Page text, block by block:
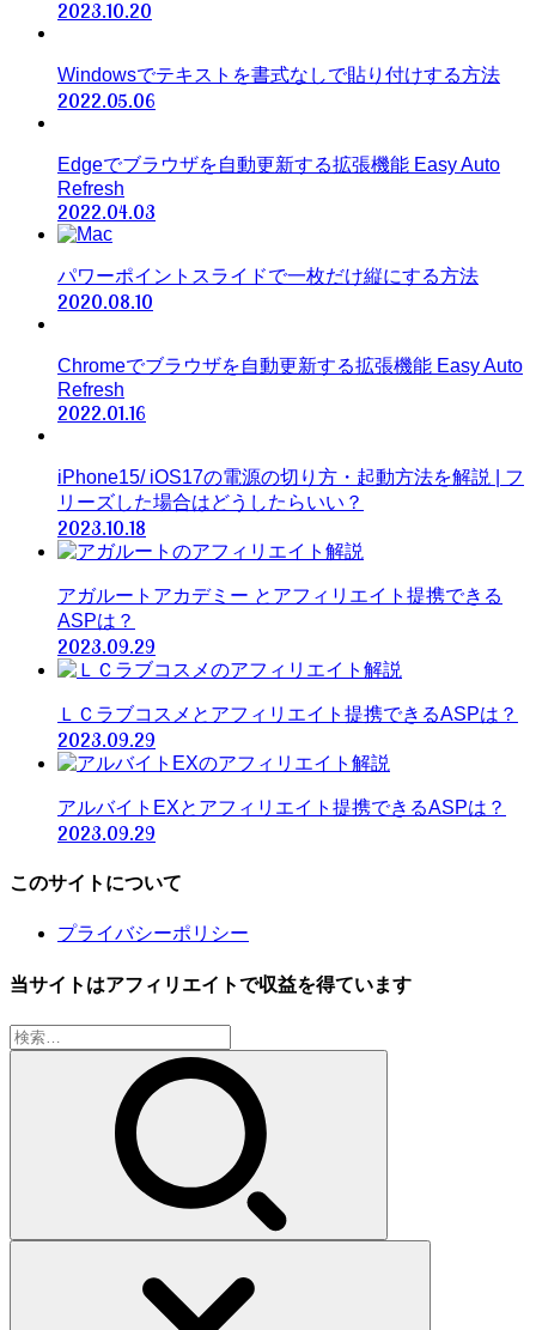
2023.10.20
Windowsでテキストを書式なしで貼り付けする方法
2022.05.06
Edgeでブラウザを自動更新する拡張機能 Easy Auto
Refresh
2022.04.03
パワーポイントスライドで一枚だけ縦にする方法
2020.08.10
Chromeでブラウザを自動更新する拡張機能 Easy Auto
Refresh
2022.01.16
iPhone15/ iOS17の電源の切り方・起動方法を解説 | フ
リーズした場合はどうしたらいい？
2023.10.18
アガルートアカデミー とアフィリエイト提携できる
ASPは？
2023.09.29
ＬＣラブコスメとアフィリエイト提携できるASPは？
2023.09.29
アルバイトEXとアフィリエイト提携できるASPは？
2023.09.29
このサイトについて
プライバシーポリシー
当サイトはアフィリエイトで収益を得ています
検
索: